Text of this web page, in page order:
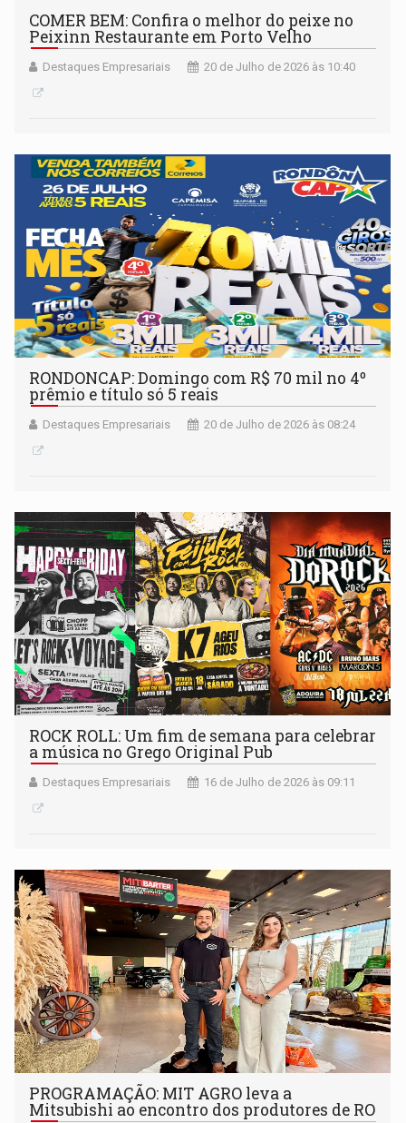
COMER BEM: Confira o melhor do peixe no
Peixinn Restaurante em Porto Velho
Destaques Empresariais 20 de Julho de 2026 às 10:40
RONDONCAP: Domingo com R$ 70 mil no 4º
prêmio e título só 5 reais
Destaques Empresariais 20 de Julho de 2026 às 08:24
ROCK ROLL: Um fim de semana para celebrar
a música no Grego Original Pub
Destaques Empresariais 16 de Julho de 2026 às 09:11
PROGRAMAÇÃO: MIT AGRO leva a
Mitsubishi ao encontro dos produtores de RO